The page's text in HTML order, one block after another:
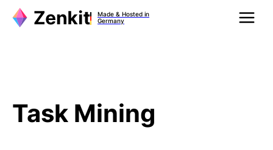
Inhalt
Made & Hosted in
Germany
Task Mining